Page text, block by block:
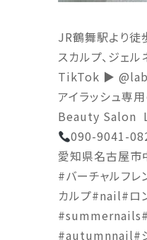
JR鶴舞駅より徒
スカルプ、ジェ
TikTok ▶︎
アイラッシュ専
Beauty Salon
090-9041-
愛知県名古屋市
#バーチャルフ
カルプ#nail#ロ
#summernails#
#autumnnail#ジ